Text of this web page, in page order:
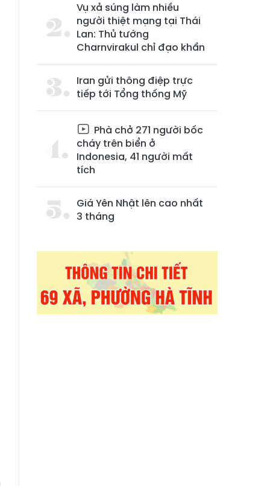
Vụ xả súng làm nhiều
người thiệt mạng tại Thái
Lan: Thủ tướng
Charnvirakul chỉ đạo khẩn
Iran gửi thông điệp trực
tiếp tới Tổng thống Mỹ
Phà chở 271 người bốc
cháy trên biển ở
Indonesia, 41 người mất
tích
Giá Yên Nhật lên cao nhất
3 tháng